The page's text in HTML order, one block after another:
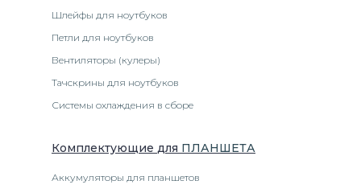
Шлейфы для ноутбуков
Петли для ноутбуков
Вентиляторы (кулеры)
Тачскрины для ноутбуков
Системы охлаждения в сборе
Комплектующие для ПЛАНШЕТА
Аккумуляторы для планшетов